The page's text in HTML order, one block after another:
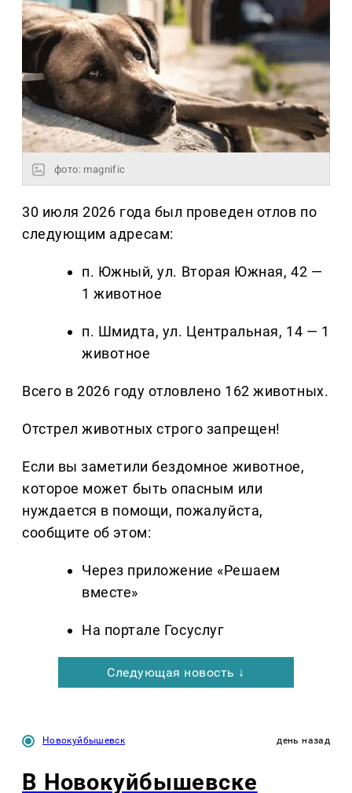
фото: magnific
30 июля 2026 года был проведен отлов по
следующим адресам:
п. Южный, ул. Вторая Южная, 42 —
1 животное
п. Шмидта, ул. Центральная, 14 — 1
животное
Всего в 2026 году отловлено 162 животных.
Отстрел животных строго запрещен!
Если вы заметили бездомное животное,
которое может быть опасным или
нуждается в помощи, пожалуйста,
сообщите об этом:
Через приложение «Решаем
вместе»
На портале Госуслуг
Следующая новость ↓
Новокуйбышевск день назад
В Новокуйбышевске